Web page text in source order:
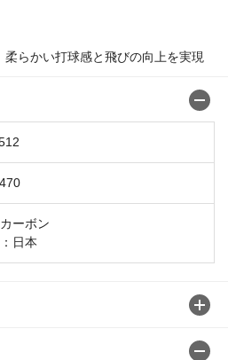
らかい打球感と飛びの向上を実現
ーボン
日本